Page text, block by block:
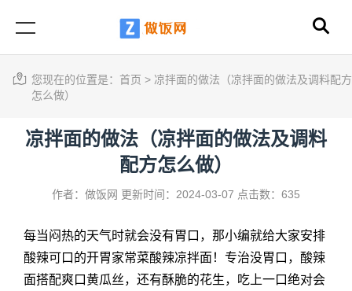
您现在的位置是： 首页 > 凉拌面的做法（凉拌面的做法及调料配方
怎么做）
凉拌面的做法（凉拌面的做法及调料
配方怎么做）
作者：做饭网 更新时间：2024-03-07 点击数：635
每当闷热的天气时就会没有胃口，那小编就给大家安排
酸辣可口的开胃家常菜酸辣凉拌面！专治没胃口，酸辣
面搭配爽口黄瓜丝，还有酥脆的花生，吃上一口绝对会